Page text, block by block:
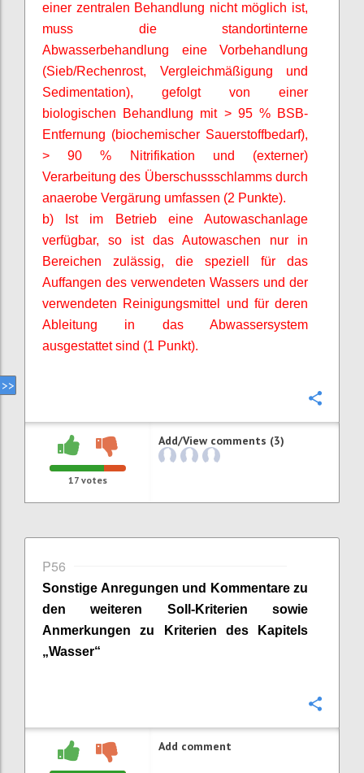
einer zentralen Behandlung nicht möglich ist,
muss die standortinterne
Abwasserbehandlung eine Vorbehandlung
(Sieb/Rechenrost, Vergleichmäßigung und
Sedimentation), gefolgt von einer
biologischen Behandlung mit > 95 % BSB-
Entfernung (biochemischer Sauerstoffbedarf),
> 90 % Nitrifikation und (externer)
Verarbeitung des Überschussschlamms durch
anaerobe Vergärung umfassen (2 Punkte).
b) Ist im Betrieb eine Autowaschanlage
verfügbar, so ist das Autowaschen nur in
Bereichen zulässig, die speziell für das
Auffangen des verwendeten Wassers und der
verwendeten Reinigungsmittel und für deren
Ableitung in das Abwassersystem
ausgestattet sind (1 Punkt).
17 votes
Add/View comments (3)
P56
Sonstige Anregungen und Kommentare zu
den weiteren Soll-Kriterien sowie
Anmerkungen zu Kriterien des Kapitels
„Wasser“
Add comment